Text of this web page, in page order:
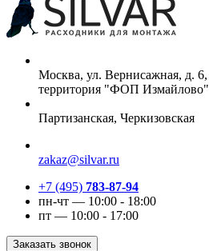
Москва, ул. Вернисажная, д. 6,
территория "ФОП Измайлово"
Партизанская, Черкизовская
zakaz@silvar.ru
+7 (495) 783-87-94
пн-чт — 10:00 - 18:00
пт — 10:00 - 17:00
Заказать звонок